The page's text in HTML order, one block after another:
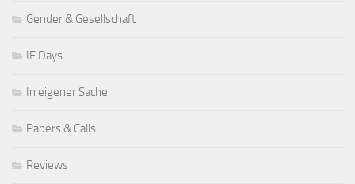
Gender & Gesellschaft
IF Days
In eigener Sache
Papers & Calls
Reviews